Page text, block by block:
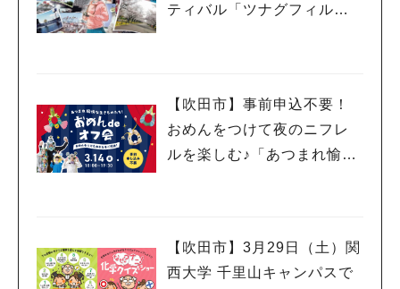
ティバル「ツナグフィルム1
【吹田市】事前申込不要！
おめんをつけて夜のニフレ
ルを楽しむ♪「あつまれ愉快
【吹田市】3月29日（土）関
西大学 千里山キャンパスで